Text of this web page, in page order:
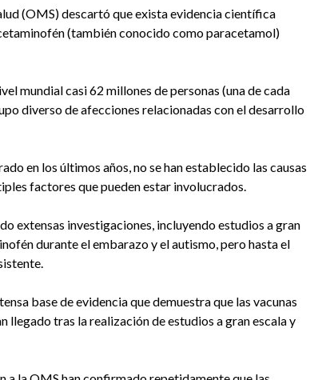
(OMS) descartó que exista evidencia científica
(también conocido como paracetamol)
mundial casi 62 millones de personas (una de cada
diverso de afecciones relacionadas con el desarrollo
en los últimos años, no se han establecido las causas
factores que pueden estar involucrados.
extensas investigaciones, incluyendo estudios a gran
durante el embarazo y el autismo, pero hasta el
base de evidencia que demuestra que las vacunas
llegado tras la realización de estudios a gran escala y